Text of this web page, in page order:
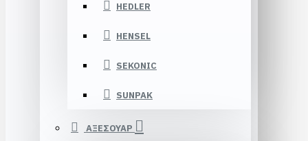
HEDLER
HENSEL
SEKONIC
SUNPAK
ΑΞΕΣΟΥΑΡ